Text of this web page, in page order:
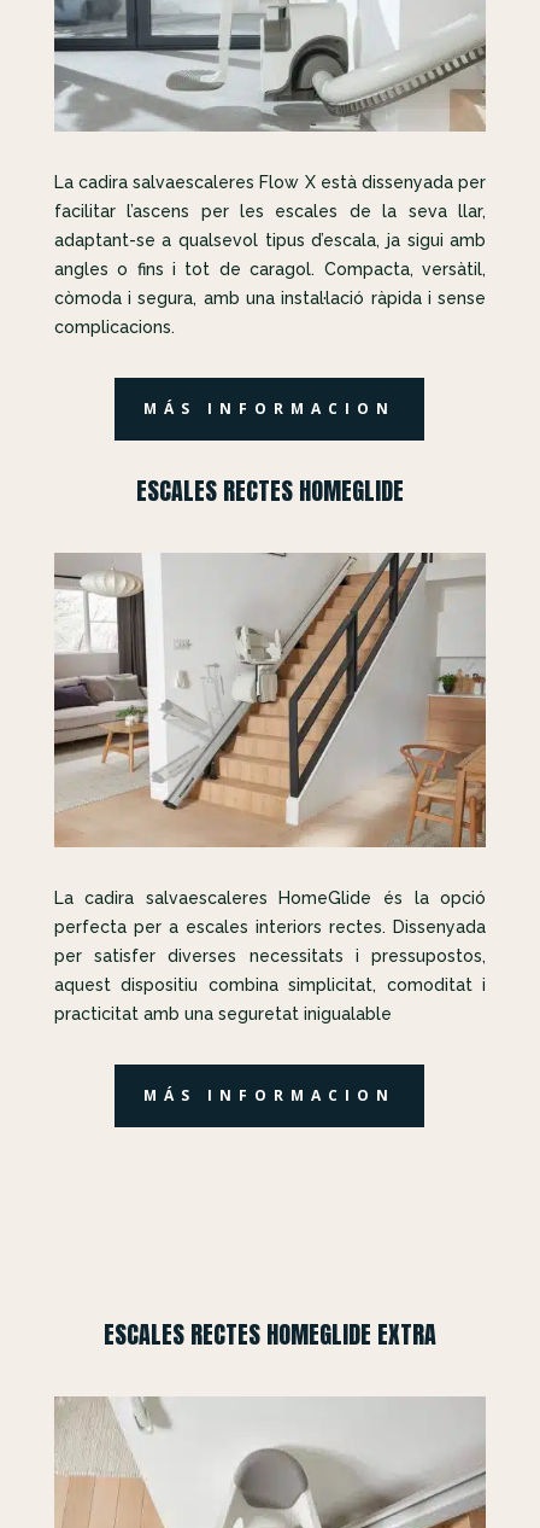
La cadira salvaescaleres Flow X està dissenyada per
facilitar l’ascens per les escales de la seva llar,
adaptant-se a qualsevol tipus d’escala, ja sigui amb
angles o fins i tot de caragol. Compacta, versàtil,
còmoda i segura, amb una instal·lació ràpida i sense
complicacions.
MÁS INFORMACION
ESCALES RECTES HOMEGLIDE
La cadira salvaescaleres HomeGlide és la opció
perfecta per a escales interiors rectes. Dissenyada
per satisfer diverses necessitats i pressupostos,
aquest dispositiu combina simplicitat, comoditat i
practicitat amb una seguretat inigualable
MÁS INFORMACION
ESCALES RECTES HOMEGLIDE EXTRA